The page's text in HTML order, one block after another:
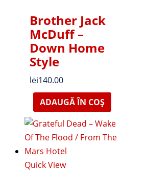
Brother Jack
McDuff –
Down Home
Style
lei140.00
ADAUGĂ ÎN COȘ
Quick View